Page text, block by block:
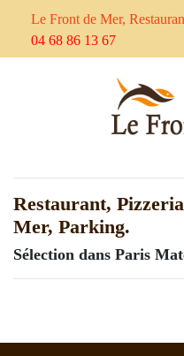
Le Front de Mer,
04 68 86 13 67
Restaurant,
Mer, Parking.
Sélection dans Paris